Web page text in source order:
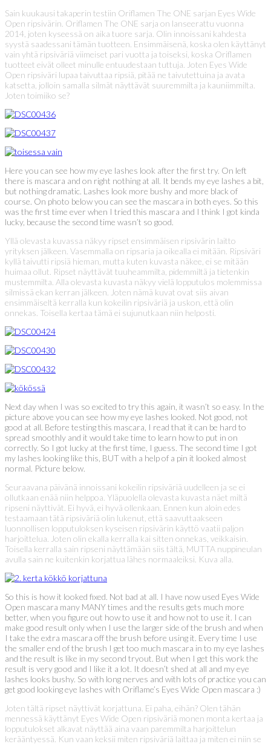
Sain kuukausi takaperin testiin Oriflamen The ONE sarjan Eyes Wide
Open ripsivärin. Oriflamen The ONE sarja on lanseerattu vuonna
2014, joten kyseessä on aika tuore sarja. Olin innoissani kahdesta
syystä saadessani tämän tuotteen. Ensimmäisenä, koska olen käyttänyt
vain yhtä ripsiväriä viimeiset pari vuotta ja toiseksi, koska Oriflamen
tuotteet eivät olleet minulle entuudestaan tuttuja. Joten Eyes Wide
Open ripsiväri lupaa taivuttaa ripsiä, pitää ne taivutettuina ja avata
katsetta, jolloin samalla silmät näyttävät suuremmilta ja kauniimmilta.
Joten toimiiko se?
Here you can see how my eye lashes look after the first try. On left
there is mascara and on right nothing at all. It bends my eye lashes a bit,
but nothing dramatic. Lashes look more bushy and more black of
course. On photo below you can see the mascara in both eyes. So this
was the first time ever when I tried this mascara and I think I got kinda
lucky, because the second time wasn’t so good.
Yllä olevasta kuvassa näkyy ripset ensimmäisen ripsivärin laitto
yrityksen jälkeen. Vasemmalla on ripsaria ja oikealla ei mitään. Ripsiväri
kyllä taivutti ripsiä hieman, mutta kuten kuvasta näkee, ei se mitään
huimaa ollut. Ripset näyttävät tuuheammilta, pidemmiltä ja tietenkin
mustemmilta. Alla olevasta kuvasta näkyy vielä lopputulos molemmissa
silmissä ekan kerran jälkeen. Joten nämä kuvat ovat siis aivan
ensimmäiseltä kerralla kun kokeilin ripsiväriä ja uskon, että olin
onnekas. Toisella kertaa tämä ei sujunutkaan niin helposti.
Next day when I was so excited to try this again, it wasn’t so easy. In the
picture above you can see how my eye lashes looked. Not good, not
good at all. Before testing this mascara, I read that it can be hard to
spread smoothly and it would take time to learn how to put in on
correctly. So I got lucky at the first time, I guess. The second time I got
my lashes looking like this, BUT with a help of a pin it looked almost
normal. Picture below.
Seuraavana päivänä innoissani kokeilin ripsiväriä uudelleen ja se ei
ollutkaan enää niin helppoa. Yläpuolella olevasta kuvasta näet miltä
ripseni näyttivät. Ei hyvä, ei hyvä ollenkaan. Ennen kun aloin edes
testaamaan tätä ripsiväriä olin lukenut, että saavuttaakseen
luonnollisen lopputuloksen kyseisen ripsivärin käyttö vaatii paljon
harjoittelua. Joten olin ekalla kerralla kai sitten onnekas, veikkaisin.
Toisella kerralla sain ripseni näyttämään siis tältä, MUTTA nuppineulan
avulla sain ne kuitenkin korjattua lähes normaaleiksi. Kuva alla.
So this is how it looked fixed. Not bad at all. I have now used Eyes Wide
Open mascara many MANY times and the results gets much more
better, when you figure out how to use it and how not to use it. I can
make good result only when I use the larger side of the brush and when
I take the extra mascara off the brush before using it. Every time I use
the smaller end of the brush I get too much mascara in to my eye lashes
and the result is like in my second tryout. But when I get this work the
result is very good and I like it a lot. It doesn’t shed at all and my eye
lashes looks bushy. So with long nerves and with lots of practice you can
get good looking eye lashes with Oriflame’s Eyes Wide Open mascara :)
Joten tältä ripset näyttivät korjattuna. Ei paha, eihän? Olen tähän
mennessä käyttänyt Eyes Wide Open ripsiväriä monen monta kertaa ja
lopputulokset alkavat näyttää aina vaan paremmilta harjoittelun
kerääntyessä. Kun vaan keksii miten ripsiväriä laittaa ja miten ei niin se